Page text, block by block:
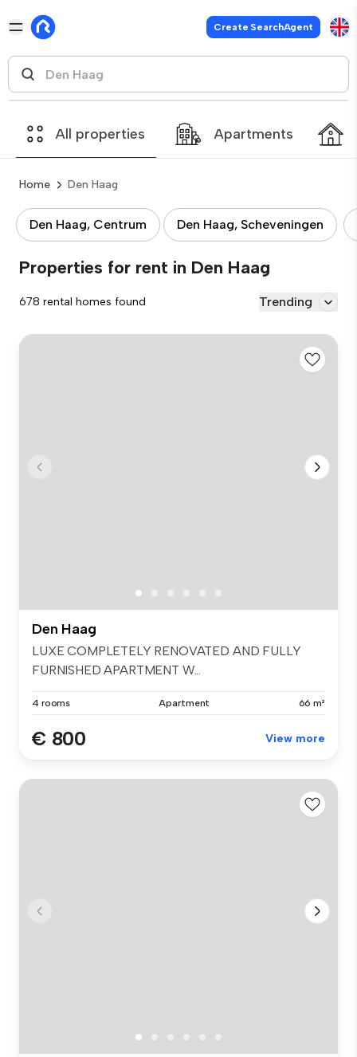
Create SearchAgent
All properties Apartments
Home Den Haag
Den Haag, Centrum Den Haag, Scheveningen
Properties for rent in Den Haag
678 rental homes found Trending
Den Haag
LUXE COMPLETELY RENOVATED AND FULLY
FURNISHED APARTMENT W...
4 rooms Apartment 66 m²
€ 800 View more